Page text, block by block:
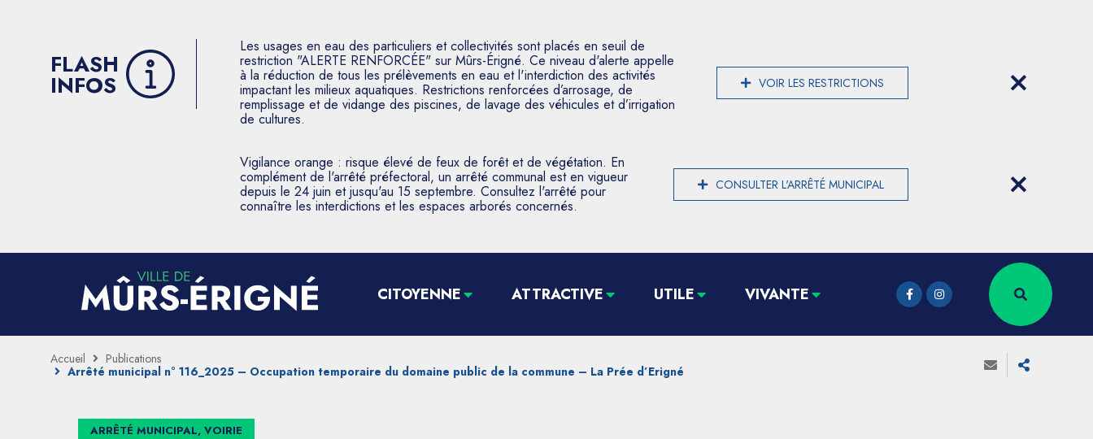
FLASH
INFOS
Les usages en eau des particuliers et collectivités sont placés en seuil de
restriction "ALERTE RENFORCÉE" sur Mûrs-Érigné. Ce niveau d'alerte appelle
à la réduction de tous les prélèvements en eau et l'interdiction des activités
impactant les milieux aquatiques. Restrictions renforcées d’arrosage, de
remplissage et de vidange des piscines, de lavage des véhicules et d’irrigation
de cultures.
VOIR LES RESTRICTIONS
Vigilance orange : risque élevé de feux de forêt et de végétation. En
complément de l'arrêté préfectoral, un arrêté communal est en vigueur
depuis le 24 juin et jusqu'au 15 septembre. Consultez l'arrêté pour
connaître les interdictions et les espaces arborés concernés.
CONSULTER L'ARRÊTÉ MUNICIPAL
CITOYENNE ATTRACTIVE UTILE VIVANTE
Accueil
Publications
Arrêté municipal n° 116_2025 – Occupation temporaire du domaine public de la commune – La Prée d’Erigné
ARRÊTÉ MUNICIPAL, VOIRIE